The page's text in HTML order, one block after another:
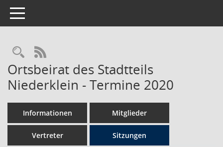
Toggle navigation
Rechercheauswahl
RSS-Feed
Ortsbeirat des Stadtteils
Niederklein - Termine 2020
Informationen Mitglieder
Vertreter Sitzungen